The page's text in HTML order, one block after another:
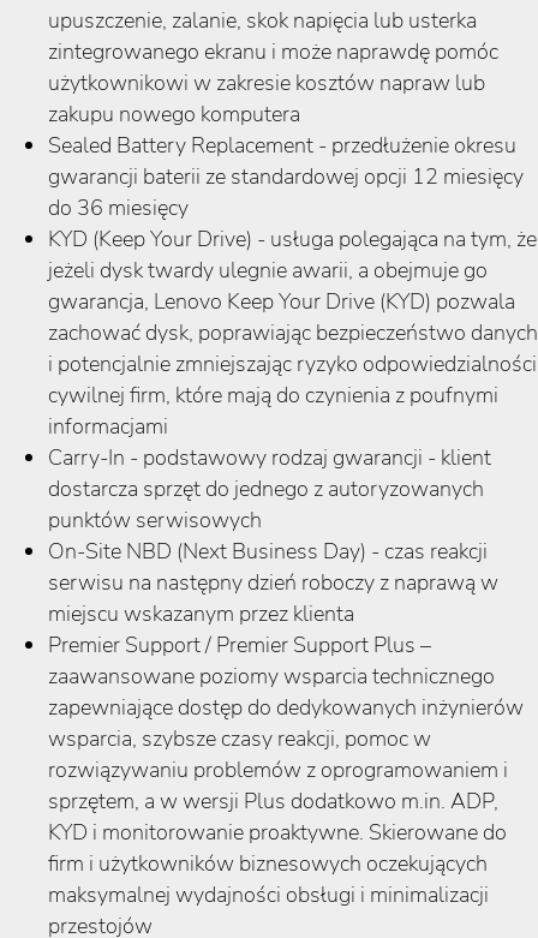
upuszczenie, zalanie, skok napięcia lub usterka
zintegrowanego ekranu i może naprawdę pomóc
użytkownikowi w zakresie kosztów napraw lub
zakupu nowego komputera
Sealed Battery Replacement - przedłużenie okresu
gwarancji baterii ze standardowej opcji 12 miesięcy
do 36 miesięcy
KYD (Keep Your Drive) - usługa polegająca na tym, że
jeżeli dysk twardy ulegnie awarii, a obejmuje go
gwarancja, Lenovo Keep Your Drive (KYD) pozwala
zachować dysk, poprawiając bezpieczeństwo danych
i potencjalnie zmniejszając ryzyko odpowiedzialności
cywilnej firm, które mają do czynienia z poufnymi
informacjami
Carry-In - podstawowy rodzaj gwarancji - klient
dostarcza sprzęt do jednego z autoryzowanych
punktów serwisowych
On-Site NBD (Next Business Day) - czas reakcji
serwisu na następny dzień roboczy z naprawą w
miejscu wskazanym przez klienta
Premier Support / Premier Support Plus –
zaawansowane poziomy wsparcia technicznego
zapewniające dostęp do dedykowanych inżynierów
wsparcia, szybsze czasy reakcji, pomoc w
rozwiązywaniu problemów z oprogramowaniem i
sprzętem, a w wersji Plus dodatkowo m.in. ADP,
KYD i monitorowanie proaktywne. Skierowane do
firm i użytkowników biznesowych oczekujących
maksymalnej wydajności obsługi i minimalizacji
przestojów